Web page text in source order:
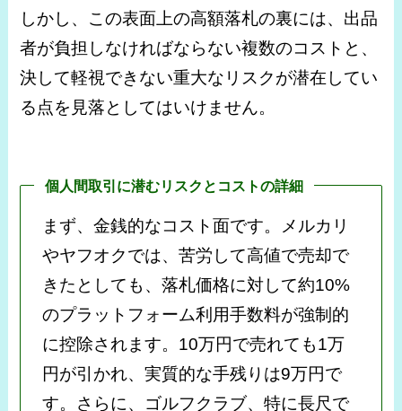
しかし、この表面上の高額落札の裏には、出品
者が負担しなければならない複数のコストと、
決して軽視できない重大なリスクが潜在してい
る点を見落としてはいけません。
個人間取引に潜むリスクとコストの詳細
まず、金銭的なコスト面です。メルカリ
やヤフオクでは、苦労して高値で売却で
きたとしても、落札価格に対して約10%
のプラットフォーム利用手数料が強制的
に控除されます。10万円で売れても1万
円が引かれ、実質的な手残りは9万円で
す。さらに、ゴルフクラブ、特に長尺で